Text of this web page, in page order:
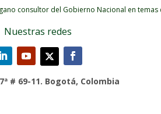
consultor del Gobierno Nacional en temas
Nuestras redes
7ª # 69-11. Bogotá, Colombia